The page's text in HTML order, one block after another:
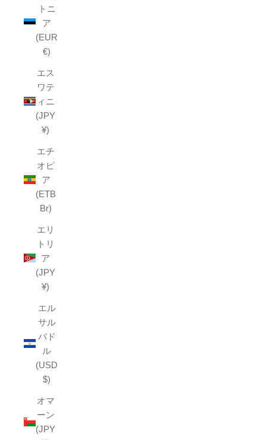
トニ
ア
(EUR
€)
エス
ワテ
ィニ
(JPY
¥)
エチ
オピ
ア
(ETB
Br)
エリ
トリ
ア
(JPY
¥)
エル
サル
バド
ル
(USD
$)
オマ
ーン
(JPY